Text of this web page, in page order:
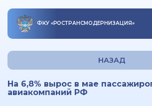
ФКУ «РОСТРАНСМОДЕРНИЗАЦИЯ»
НАЗАД
На 6,8% вырос в мае
авиакомпаний РФ